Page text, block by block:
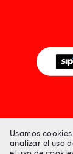
Usamos
analizar el uso